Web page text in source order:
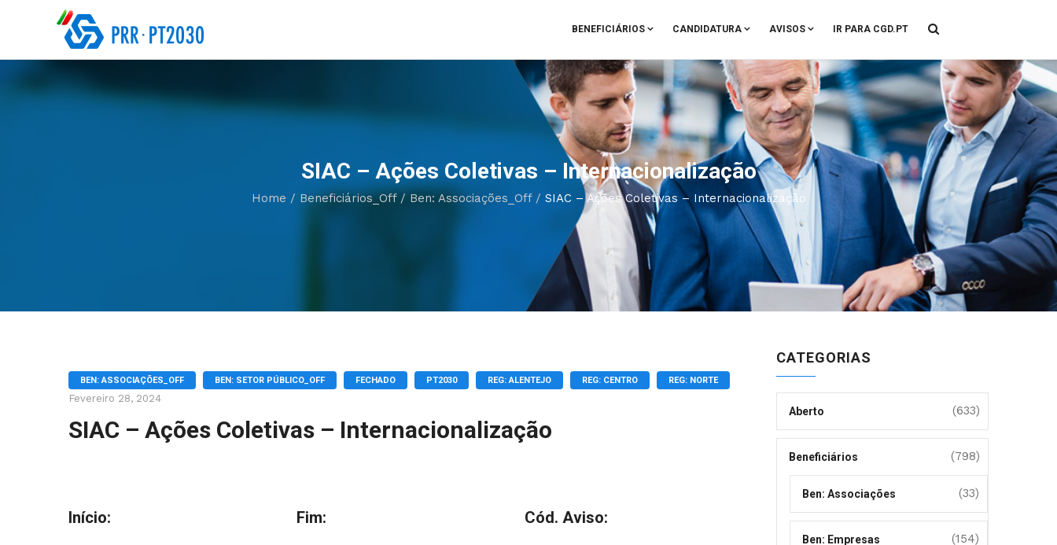
BENEFICIÁRIOS CANDIDATURA AVISOS IR PARA CGD.PT
SIAC – Ações Coletivas – Internacionalização
Home / Beneficiários_Off/ Ben: Associações_Off/ SIAC – Ações Coletivas – Internacionalização
BEN: ASSOCIAÇÕES_OFF BEN: SETOR PÚBLICO_OFF FECHADO PT2030 REG: ALENTEJO REG: CENTRO REG: NORTE
Fevereiro 28, 2024
SIAC – Ações Coletivas – Internacionalização
Início: Fim: Cód. Aviso:
CATEGORIAS
Aberto (633)
Beneficiários (798)
Ben: Associações (33)
Ben: Empresas (154)